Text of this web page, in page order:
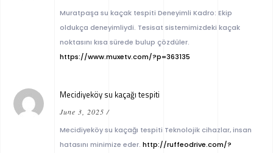
Muratpaşa su kaçak tespiti Deneyimli Kadro: Ekip
oldukça deneyimliydi. Tesisat sistemimizdeki kaçak
noktasını kısa sürede bulup çözdüler.
https://www.muxetv.com/?p=363135
Mecidiyeköy su kaçağı tespiti
June 3, 2025 /
Mecidiyeköy su kaçağı tespiti Teknolojik cihazlar, insan
hatasını minimize eder. http://ruffeodrive.com/?